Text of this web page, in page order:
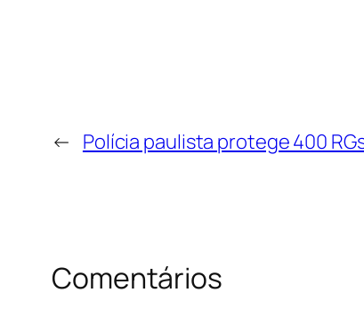
← Polícia paulista protege 400
Comentários